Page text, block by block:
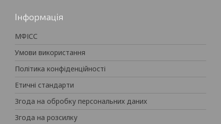
Інформація
МФІСС
Умови використання
Політика конфіденційності
Етичні стандарти
Згода на обробку персональних даних
Згода на розсилку